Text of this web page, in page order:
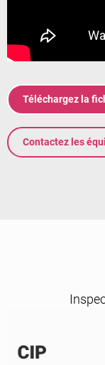
Téléchargez la
Contactez les